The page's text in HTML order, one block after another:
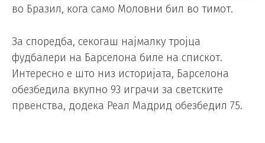
во Бразил, кога само Моловни бил во тимот.
За споредба, секогаш најмалку тројца
фудбалери на Барселона биле на спискот.
Интересно е што низ историјата, Барселона
обезбедила вкупно 93 играчи за светските
првенства, додека Реал Мадрид обезбедил 75.